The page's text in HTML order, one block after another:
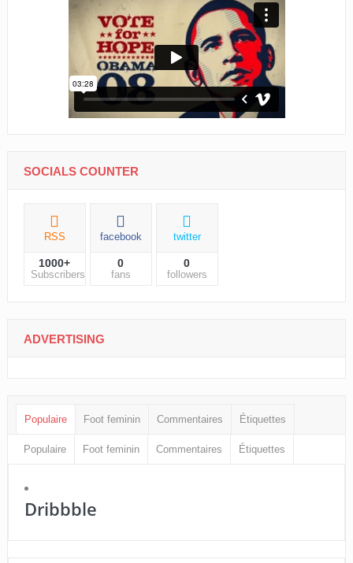
SOCIALS COUNTER
RSS
1000+
Subscribers
facebook
0
fans
twitter
0
followers
ADVERTISING
Populaire Foot feminin Commentaires Étiquettes
Populaire Foot feminin Commentaires Étiquettes
Dribbble